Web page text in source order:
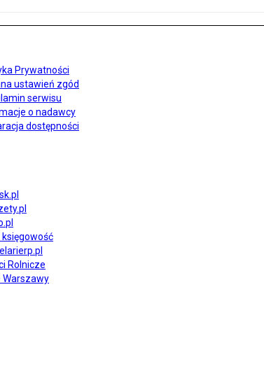
Prywatności
ustawień zgód
serwisu
o nadawcy
dostępności
księgowość
Rolnicze
Warszawy